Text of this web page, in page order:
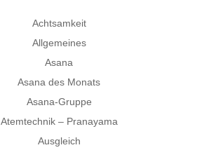
Achtsamkeit
Allgemeines
Asana
Asana des Monats
Asana-Gruppe
Atemtechnik – Pranayama
Ausgleich